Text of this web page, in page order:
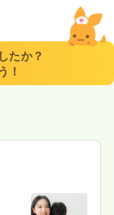
一般＋療養
たか？
！